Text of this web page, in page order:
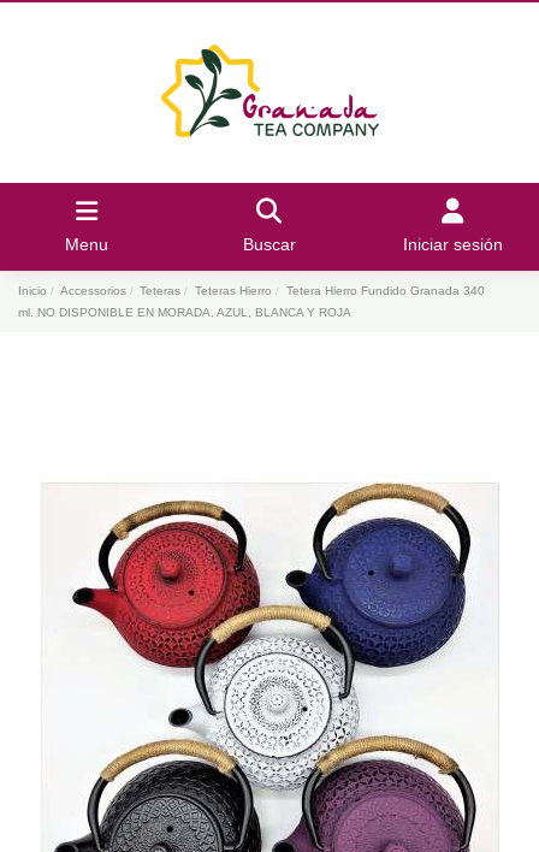
Menu Buscar Iniciar sesión
Inicio Accessorios Teteras Teteras Hierro
Tetera Hierro Fundido Granada 340
ml. NO DISPONIBLE EN MORADA, AZUL, BLANCA Y ROJA